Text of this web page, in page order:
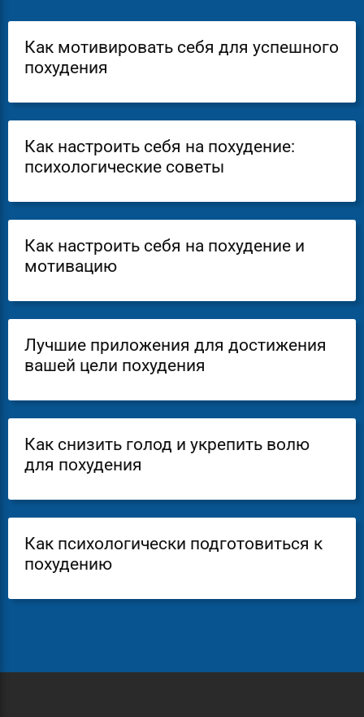
Как мотивировать себя для успешного
похудения
Как настроить себя на похудение:
психологические советы
Как настроить себя на похудение и
мотивацию
Лучшие приложения для достижения
вашей цели похудения
Как снизить голод и укрепить волю
для похудения
Как психологически подготовиться к
похудению